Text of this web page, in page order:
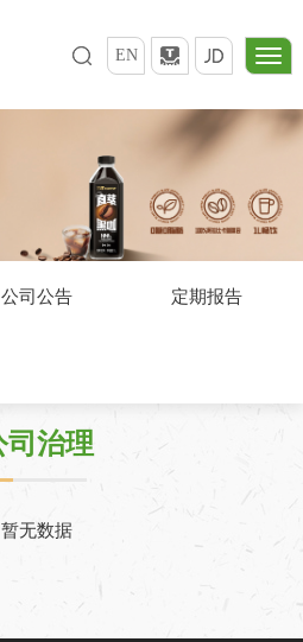
EN
公司公告 定期报告
司治理
暂无数据